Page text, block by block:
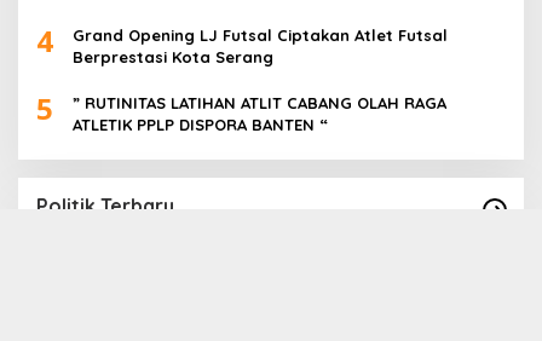
4
Grand Opening LJ Futsal Ciptakan Atlet Futsal
Berprestasi Kota Serang
5
” RUTINITAS LATIHAN ATLIT CABANG OLAH RAGA
ATLETIK PPLP DISPORA BANTEN “
Politik Terbaru